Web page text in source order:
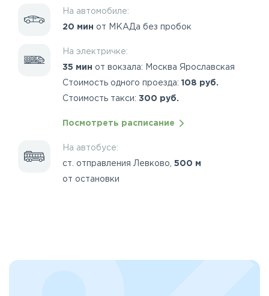
На автомобиле:
20 мин от МКАДа без пробок
На электричке:
35 мин от вокзала: Москва Ярославская
Стоимость одного проезда: 108 руб.
Стоимость такси: 300 руб.
Посмотреть расписание
На автобусе:
ст. отправления Левково, 500 м
от остановки